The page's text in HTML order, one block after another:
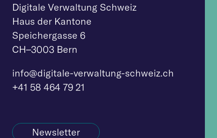
Digitale Verwaltung Schweiz
Haus der Kantone
Speichergasse 6
CH–3003 Bern
info@digitale-verwaltung-schweiz.ch
+41 58 464 79 21
Newsletter